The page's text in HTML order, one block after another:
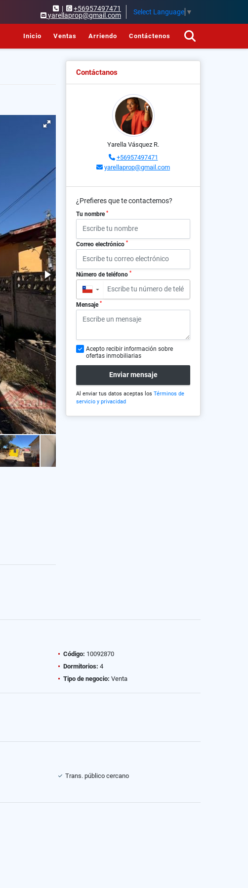
|
+56957497471
yarellaprop@gmail.com
Select Language ▼
Inicio Ventas Arriendo Contáctenos
Contáctanos
Yarella Vásquez R.
+56957497471
yarellaprop@gmail.com
¿Prefieres que te contactemos?
Tu nombre *
Correo electrónico *
Número de teléfono *
▼
Mensaje *
Acepto recibir información sobre
ofertas inmobiliarias
Enviar mensaje
Al enviar tus datos aceptas los Términos de
servicio y privacidad
Código: 10092870
Dormitorios: 4
Tipo de negocio: Venta
Trans. público cercano